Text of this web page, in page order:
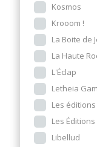
Kosmos
Krooom !
La Boite de
La Haute
L'Éclap
Letheia
Les
Les
Libellud